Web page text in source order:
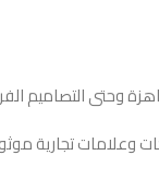
وحتى التصاميم
تجارية